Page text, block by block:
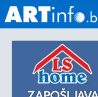
Početna
Vijesti